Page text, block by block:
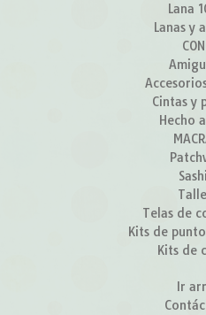
Lana
Lanas y
Cintas y
Hecho
Telas de
Kits de
Kits de
Ir